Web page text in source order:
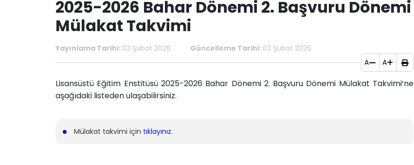
2025-2026 Bahar Dönemi 2. Başvuru Dönemi
Mülakat Takvimi
Yayınlama Tarihi: 03 Şubat 2026 Güncelleme Tarihi: 03 Şubat 2026
A
A
Lisansüstü Eğitim Enstitüsü 2025-2026 Bahar Dönemi 2. Başvuru Dönemi Mülakat Takvimi’ne
aşağıdaki listeden ulaşabilirsiniz.
Mülakat takvimi için tıklayınız.